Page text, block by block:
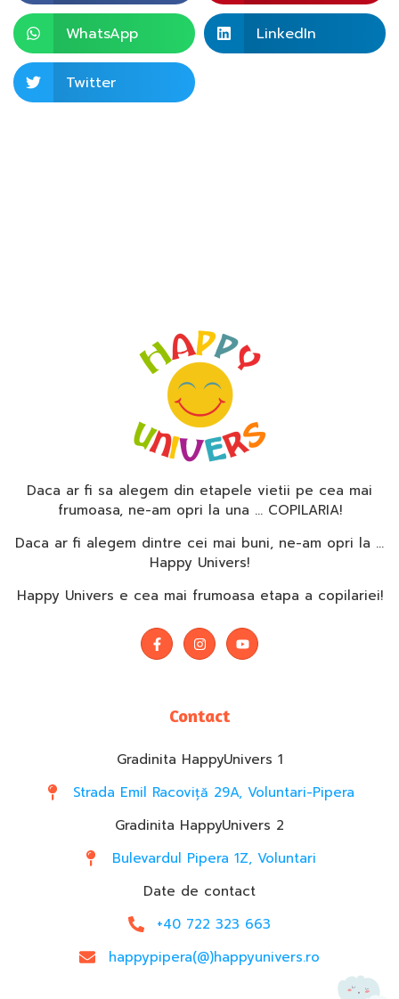
WhatsApp LinkedIn
Twitter
Daca ar fi sa alegem din etapele vietii pe cea mai
frumoasa, ne-am opri la una … COPILARIA!
Daca ar fi alegem dintre cei mai buni, ne-am opri la …
Happy Univers!
Happy Univers e cea mai frumoasa etapa a copilariei!
Contact
Gradinita HappyUnivers 1
Strada Emil Racoviță 29A, Voluntari-Pipera
Gradinita HappyUnivers 2
Bulevardul Pipera 1Z, Voluntari
Date de contact
+40 722 323 663
happypipera(@)happyunivers.ro